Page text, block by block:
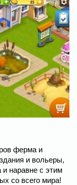
ферма и
и вольеры,
и наравне с этим
со всего мира!